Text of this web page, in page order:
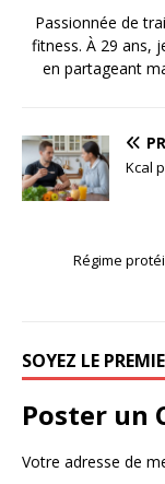
Passionnée de
fitness. À 29 ans,
en partageant
Kcal
Régime
SOYEZ LE
Poster un
Votre adresse de